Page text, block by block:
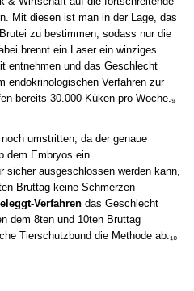
Mit diesen ist man in der Lage, das
zu bestimmen, sodass nur die
brennt ein Laser ein winziges
entnehmen und das Geschlecht
endokrinologischen Verfahren zur
bereits 30.000 Küken pro Woche.₉
umstritten, da der genaue
dem Embryos ein
sicher ausgeschlossen werden kann,
Bruttag keine Schmerzen
Verfahren das Geschlecht
dem 8ten und 10ten Bruttag
Tierschutzbund die Methode ab.₁₀